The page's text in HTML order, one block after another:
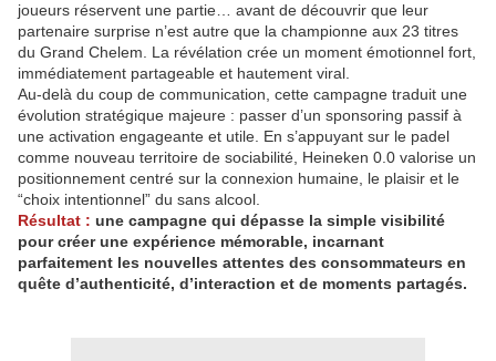
joueurs réservent une partie… avant de découvrir que leur
partenaire surprise n’est autre que la championne aux 23 titres
du Grand Chelem. La révélation crée un moment émotionnel fort,
immédiatement partageable et hautement viral.
Au-delà du coup de communication, cette campagne traduit une
évolution stratégique majeure : passer d’un sponsoring passif à
une activation engageante et utile. En s’appuyant sur le padel
comme nouveau territoire de sociabilité, Heineken 0.0 valorise un
positionnement centré sur la connexion humaine, le plaisir et le
“choix intentionnel” du sans alcool.
Résultat : une campagne qui dépasse la simple visibilité
pour créer une expérience mémorable, incarnant
parfaitement les nouvelles attentes des consommateurs en
quête d’authenticité, d’interaction et de moments partagés.